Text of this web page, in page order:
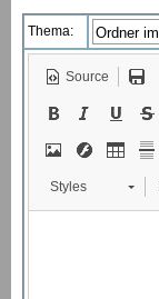
Thema:
Source
Styles